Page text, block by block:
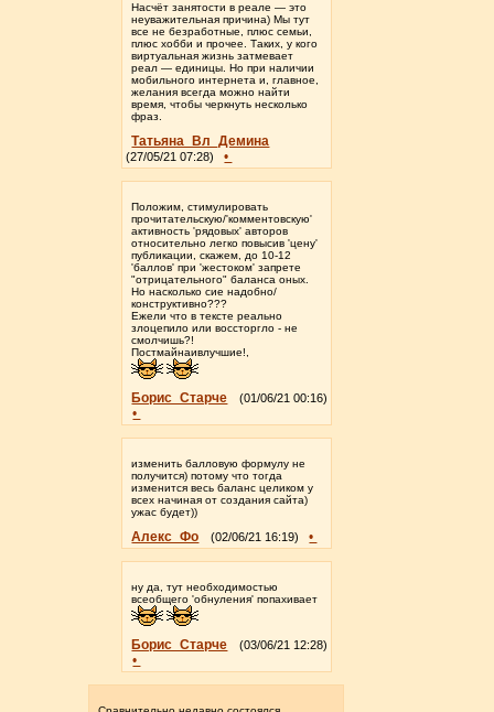
Насчёт занятости в реале — это
неуважительная причина) Мы тут
все не безработные, плюс семьи,
плюс хобби и прочее. Таких, у кого
виртуальная жизнь затмевает
реал — единицы. Но при наличии
мобильного интернета и, главное,
желания всегда можно найти
время, чтобы черкнуть несколько
фраз.
Татьяна_Вл_Демина
(27/05/21 07:28) •
Положим, стимулировать
прочитательскую/'комментовскую'
активность 'рядовых' авторов
относительно легко повысив 'цену'
публикации, скажем, до 10-12
'баллов' при 'жестоком' запрете
"отрицательного" баланса оных.
Но насколько сие надобно/
конструктивно???
Ежели что в тексте реально
злоцепило или воссторгло - не
смолчишь?!
Постмайнаивлучшие!,
Борис_Старче (01/06/21 00:16)
•
изменить балловую формулу не
получится) потому что тогда
изменится весь баланс целиком у
всех начиная от создания сайта)
ужас будет))
Алекс_Фо (02/06/21 16:19) •
ну да, тут необходимостью
всеобщего 'обнуления' попахивает
Борис_Старче (03/06/21 12:28)
•